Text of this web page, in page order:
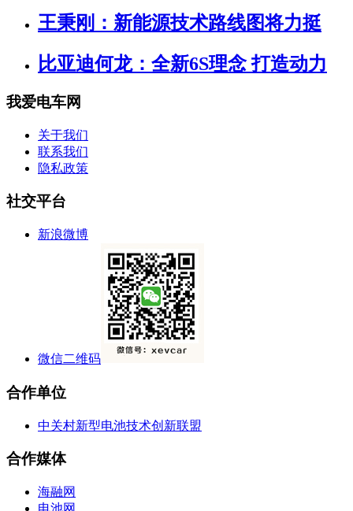
王秉刚：新能源技术路线图将力挺
比亚迪何龙：全新6S理念 打造动力
我爱电车网
关于我们
联系我们
隐私政策
社交平台
新浪微博
微信二维码
合作单位
中关村新型电池技术创新联盟
合作媒体
海融网
电池网